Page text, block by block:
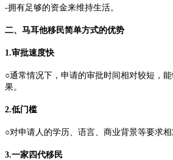
-拥有足够的资金来维持生活。
二、马耳他移民简单方式的优势
1.审批速度快
○通常情况下，申请的审批时间相对较短，
果。
2.低门槛
○对申请人的学历、语言、商业背景等要求相
3.一家四代移民